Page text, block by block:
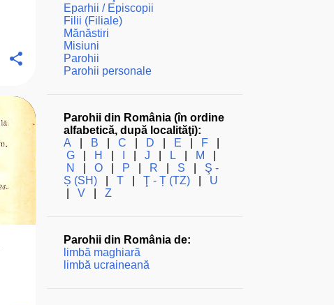
+
Eparhii / Episcopii
Filii (Filiale)
Mănăstiri
Misiuni
Parohii
Parohii personale
Parohii din România (în ordine
alfabetică, după localităţi):
A
B C D E F|
G| H J L M
N
O| P R S
Ş -
Ș (SH)| T| Ţ - Ț (TZ)| U
V| Z
Parohii din România de:
limbă maghiară
limbă ucraineană